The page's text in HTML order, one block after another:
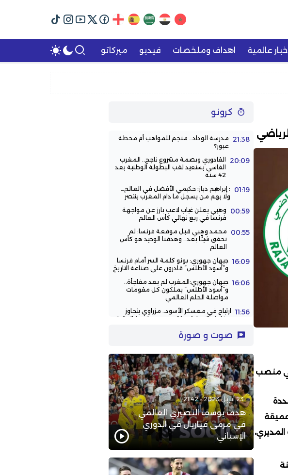
اخبار عالمية اهداف وملخصات فيديو ميركاتو
في منصب
عميقة
كرونو
21:38
مدرسة الوداد… منجم للمواهب أم محطة
عبور؟
20:09
القادوري وبصمة مشروع ناجح.. المغرب
الفاسي يستعيد لقب البطولة الوطنية بعد
42 سنة
01:19
: إبراهيم دياز: حكيمي الأفضل في العالم…
ولا يهم من يسجل ما دام المغرب ينتصر
00:59
وهبي يعلن غياب لاعب بارز عن مواجهة
فرنسا في ربع نهائي كأس العالم
00:55
محمد وهبي قبل موقعة فرنسا: لم
نحقق شيئًا بعد… وهدفنا الوحيد هو كأس
العالم
16:09 جيهان جهوري: بونو كلمة السر أمام فرنسا
و”أسود الأطلس” قادرون على صناعة التاريخ
16:06 جيهان جهوري:المغرب لم يعد مفاجأة..
و”أسود الأطلس” يملكون كل مقومات
مواصلة الحلم العالمي
11:56
ارتياح في معسكر الأسود.. مزراوي يتجاوز
مخاوف الإصابة ويقترب من مواجهة البرازيل
11:43
الحظ يعاند الزلزولي من جديد.. إصابة في
الركبة تُهدد مشاركته في كأس العالم
صوت و صورة
23 أبريل 2023 - 21:42
هدف يوسف النصيري العالمي
في مرمى فياريال في الدوري
الإسباني